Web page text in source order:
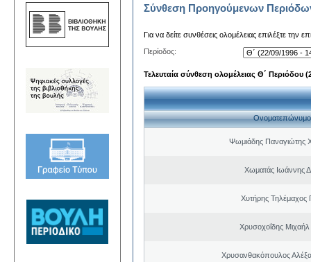
Σύνθεση Προηγούμενων
Για να δείτε συνθέσεις ολομέλειας επιλέξτε την
Περίοδος:
Τελευταία σύνθεση ολομέλειας Θ΄ Περιόδου
Ονοματεπώνυμο
Ψωμιάδης Παναγιώτης
Χωματάς Ιωάννης
Χυτήρης Τηλέμαχος
Χρυσοχοΐδης Μιχαήλ
Χρυσανθακόπουλος